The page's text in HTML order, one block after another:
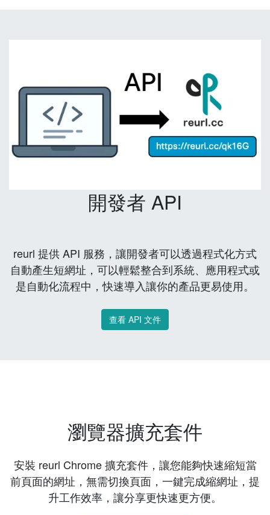
開發者 API
reurl 提供 API 服務，讓開發者可以透過程式化方式
自動產生短網址，可以輕鬆整合到系統、應用程式或
是自動化流程中，快速導入讓你的產品更易使用。
查看 API 文件
瀏覽器擴充套件
安裝 reurl Chrome 擴充套件，讓您能夠快速縮短當
前頁面的網址，無需切換頁面，一鍵完成縮網址，提
升工作效率，讓分享更快速更方便。